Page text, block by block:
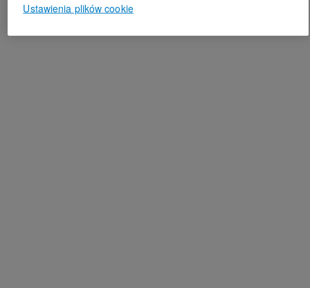
Ustawienia plików cookie